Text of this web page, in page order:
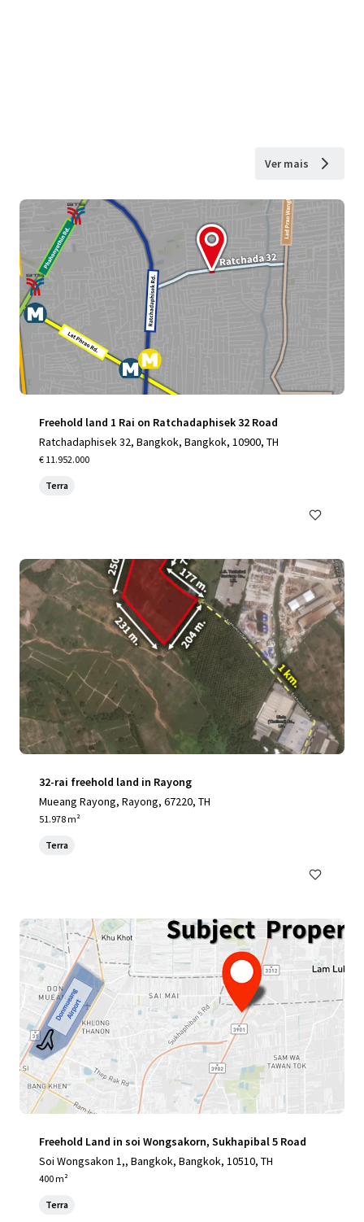
Ver mais
Freehold land 1 Rai on Ratchadaphisek 32 Road
Ratchadaphisek 32, Bangkok, Bangkok, 10900, TH
€ 11.952.000
Terra
32-rai freehold land in Rayong
Mueang Rayong, Rayong, 67220, TH
51.978 m²
Terra
Freehold Land in soi Wongsakorn, Sukhapibal 5 Road
Soi Wongsakon 1,, Bangkok, Bangkok, 10510, TH
400 m²
Terra